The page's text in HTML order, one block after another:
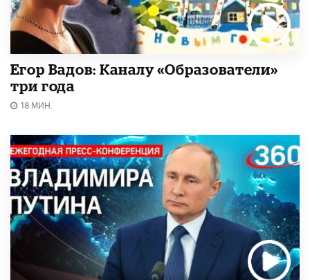
Егор Вадов: Каналу «Образователи»
три года
18 МИН.